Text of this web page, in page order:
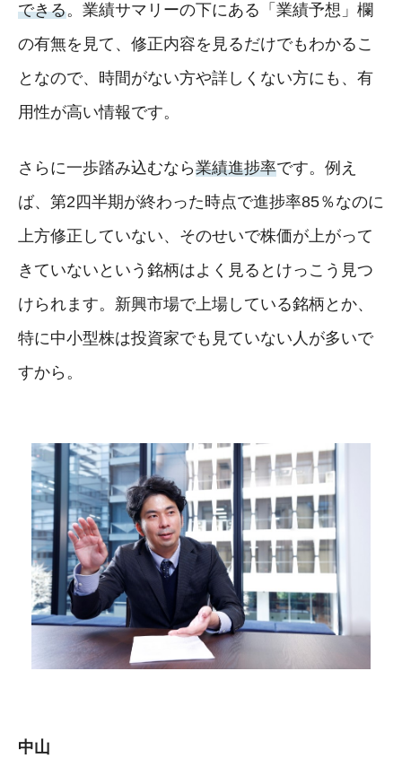
できる。業績サマリーの下にある「業績予想」欄
の有無を見て、修正内容を見るだけでもわかるこ
となので、時間がない方や詳しくない方にも、有
用性が高い情報です。
さらに一歩踏み込むなら業績進捗率です。例え
ば、第2四半期が終わった時点で進捗率85％なのに
上方修正していない、そのせいで株価が上がって
きていないという銘柄はよく見るとけっこう見つ
けられます。新興市場で上場している銘柄とか、
特に中小型株は投資家でも見ていない人が多いで
すから。
中山